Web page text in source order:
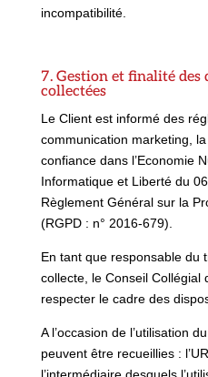
incompatibilité.
7. Gestion et finalité des
collectées
Le Client est informé des
communication marketing,
confiance dans l’Economie
Informatique et Liberté du
Règlement Général sur la
(RGPD : n° 2016-679).
En tant que responsable du
collecte, le Conseil Collégial
respecter le cadre des
A l’occasion de l’utilisation
peuvent être recueillies :